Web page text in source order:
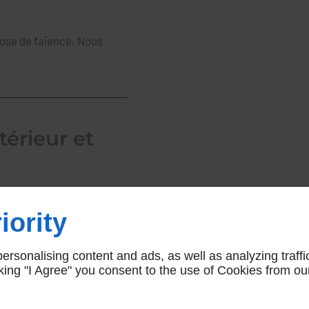
de faïence. Nous
et
à notre équipe de
revêtement de sols
par notre métier et
projet de carrelage
à la hauteur de vos
content and ads, as well as analyzing
"I Agree" you consent to the use of Cookies from